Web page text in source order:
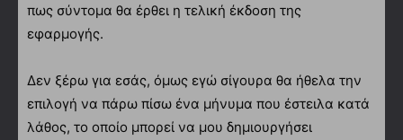
πως σύντομα θα έρθει η τελική έκδοση της
εφαρμογής.
Δεν ξέρω για εσάς, όμως εγώ σίγουρα θα ήθελα την
επιλογή να πάρω πίσω ένα μήνυμα που έστειλα κατά
λάθος, το οποίο μπορεί να μου δημιουργήσει